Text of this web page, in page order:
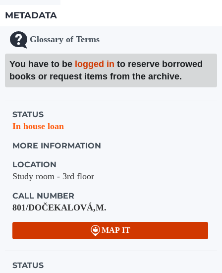
METADATA
Glossary of Terms
You have to be logged in to reserve borrowed
books or request items from the archive.
Holdings details from Knihovna UTB
STATUS
In house loan
MORE INFORMATION
LOCATION
Study room - 3rd floor
CALL NUMBER
801/DOČEKALOVÁ,M.
MAP IT
STATUS